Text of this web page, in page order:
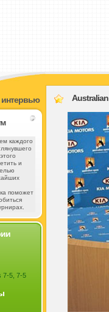
интервью
каждого
и
поможет
7-5, 7-5
Australian